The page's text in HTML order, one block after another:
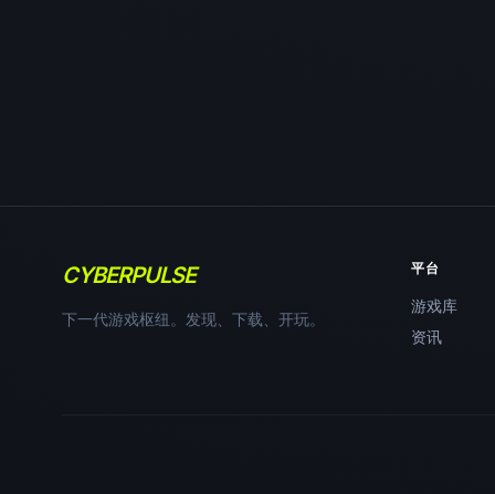
CYBERPULSE
下一代游戏枢纽。发现、下载、开玩。
平台
游戏库
资讯